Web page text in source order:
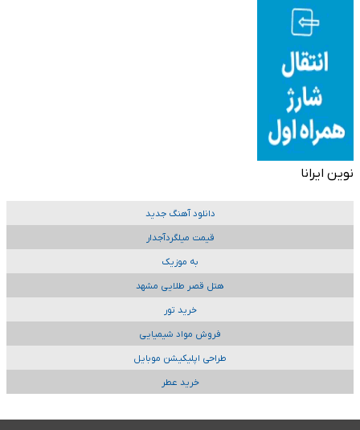
نوین ایرانا
دانلود آهنگ جدید
قیمت میلگردآجدار
به موزیک
هتل قصر طلایی مشهد
خرید تور
فروش مواد شیمیایی
طراحی اپلیکیشن موبایل
خرید عطر